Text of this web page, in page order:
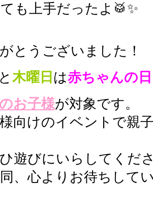
も上手だったよ🥁✨
とうございました！
と 木曜日 は赤ちゃんの日
お子様が対象です。
向けのイベントで親
遊びにいらしてくだ
、心よりお待ちして